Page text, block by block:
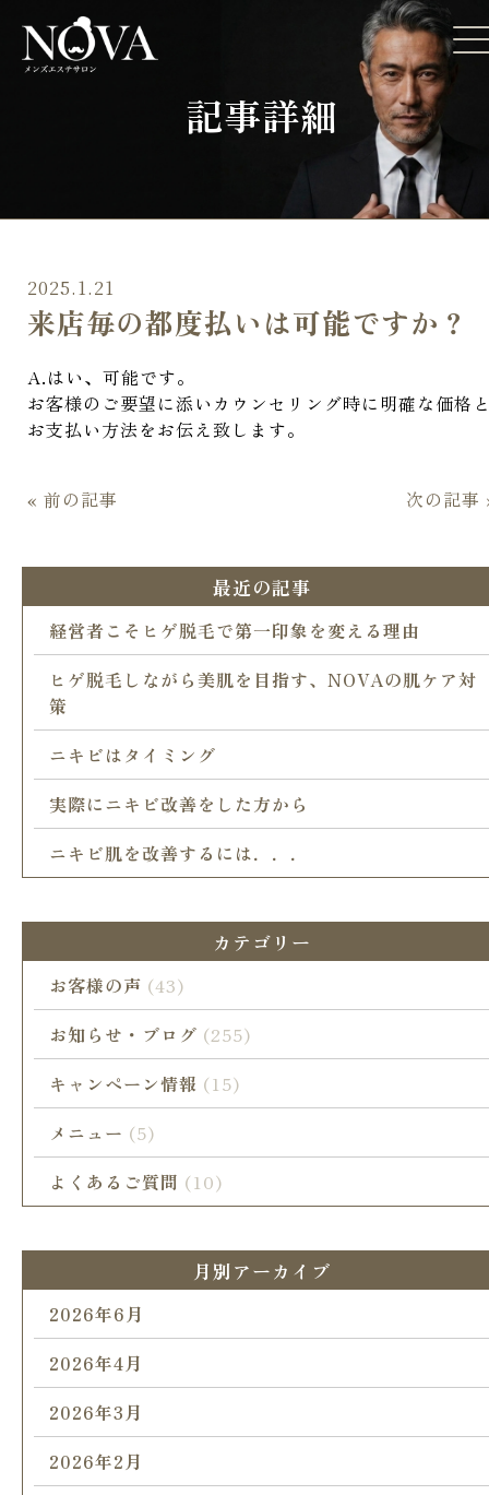
記事詳細
2025.1.21
来店毎の都度払いは可能ですか？
A.はい、可能です。
お客様のご要望に添いカウンセリング時に明確な価格
お支払い方法をお伝え致します。
« 前の記事 次の記事
最近の記事
経営者こそヒゲ脱毛で第一印象を変える理由
ヒゲ脱毛しながら美肌を目指す、NOVAの肌ケア対
策
ニキビはタイミング
実際にニキビ改善をした方から
ニキビ肌を改善するには．．．
カテゴリー
お客様の声 (43)
お知らせ・ブログ (255)
キャンペーン情報 (15)
メニュー (5)
よくあるご質問 (10)
月別アーカイブ
2026年6月
2026年4月
2026年3月
2026年2月